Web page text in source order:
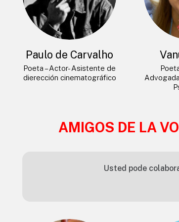
Paulo de Carvalho
Poeta – Actor- Asistente de
dierección cinematográfico
AMIGOS DE LA
Usted pode